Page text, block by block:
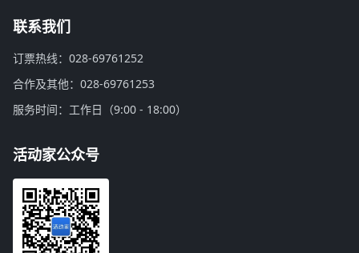
联系我们
订票热线：028-69761252
合作及其他：028-69761253
服务时间：工作日（9:00 - 18:00）
活动家公众号